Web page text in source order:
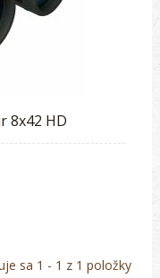
8x42 HD
sa 1 - 1 z 1 položky